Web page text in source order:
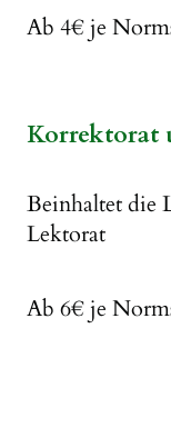
Ab 4€ je
Korrektorat
Beinhaltet die
Lektorat
Ab 6€ je